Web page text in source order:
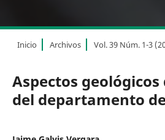
Inicio Archivos Vol. 39 Núm. 1-3
Aspectos
del departamento